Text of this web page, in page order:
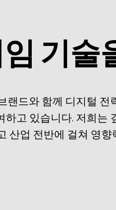
기
드와 함께 디지털
고 있습니다. 저희는
산업 전반에 걸쳐 영